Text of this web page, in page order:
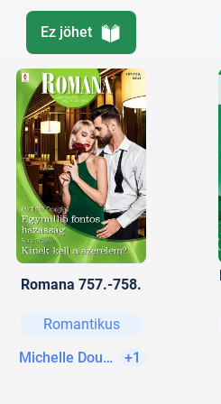
Ez jöhet
Romana 757.-758.
Romantikus
Michelle Douglas+1